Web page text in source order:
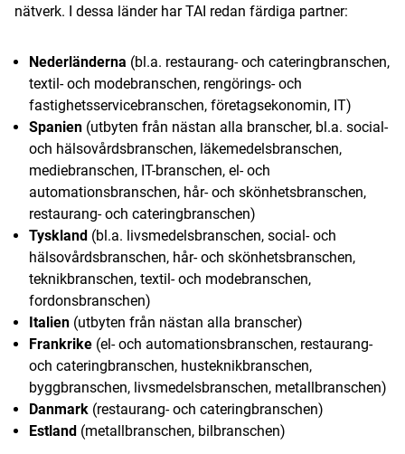
nätverk. I dessa länder har TAI redan färdiga partner:
Nederländerna (bl.a. restaurang- och cateringbranschen,
textil- och modebranschen, rengörings- och
fastighetsservicebranschen, företagsekonomin, IT)
Spanien (utbyten från nästan alla branscher, bl.a. social-
och hälsovårdsbranschen, läkemedelsbranschen,
mediebranschen, IT-branschen, el- och
automationsbranschen, hår- och skönhetsbranschen,
restaurang- och cateringbranschen)
Tyskland (bl.a. livsmedelsbranschen, social- och
hälsovårdsbranschen, hår- och skönhetsbranschen,
teknikbranschen, textil- och modebranschen,
fordonsbranschen)
Italien (utbyten från nästan alla branscher)
Frankrike (el- och automationsbranschen, restaurang-
och cateringbranschen, husteknikbranschen,
byggbranschen, livsmedelsbranschen, metallbranschen)
Danmark (restaurang- och cateringbranschen)
Estland (metallbranschen, bilbranschen)